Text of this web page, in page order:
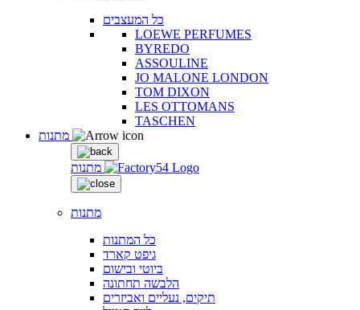
כל המעצבים
LOEWE PERFUMES
BYREDO
ASSOULINE
JO MALONE LONDON
TOM DIXON
LES OTTOMANS
TASCHEN
מתנות
מתנות
כל המתנות
גיפט קארד
ביוטי ובישום
הלבשה תחתונה
תיקים, נעליים ואביזרים